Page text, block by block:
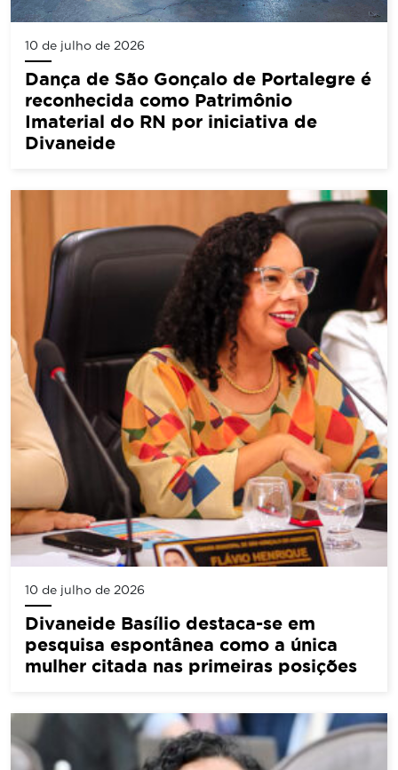
10 de julho de 2026
Dança de São Gonçalo de Portalegre é
reconhecida como Patrimônio
Imaterial do RN por iniciativa de
Divaneide
10 de julho de 2026
Divaneide Basílio destaca-se em
pesquisa espontânea como a única
mulher citada nas primeiras posições